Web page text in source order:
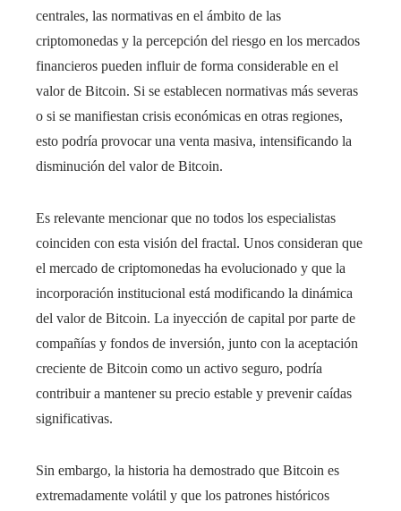
centrales, las normativas en el ámbito de las
criptomonedas y la percepción del riesgo en los mercados
financieros pueden influir de forma considerable en el
valor de Bitcoin. Si se establecen normativas más severas
o si se manifiestan crisis económicas en otras regiones,
esto podría provocar una venta masiva, intensificando la
disminución del valor de Bitcoin.
Es relevante mencionar que no todos los especialistas
coinciden con esta visión del fractal. Unos consideran que
el mercado de criptomonedas ha evolucionado y que la
incorporación institucional está modificando la dinámica
del valor de Bitcoin. La inyección de capital por parte de
compañías y fondos de inversión, junto con la aceptación
creciente de Bitcoin como un activo seguro, podría
contribuir a mantener su precio estable y prevenir caídas
significativas.
Sin embargo, la historia ha demostrado que Bitcoin es
extremadamente volátil y que los patrones históricos